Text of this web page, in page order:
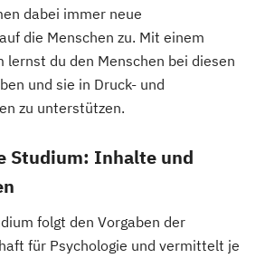
dabei immer neue
die Menschen zu. Mit einem
lernst du den Menschen bei diesen
und sie in Druck- und
zu unterstützen.
Studium: Inhalte und
folgt den Vorgaben der
für Psychologie und vermittelt je